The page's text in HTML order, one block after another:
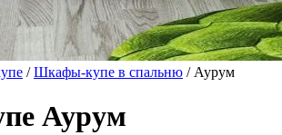
/Шкафы-купе в спальню / Аурум
Аурум